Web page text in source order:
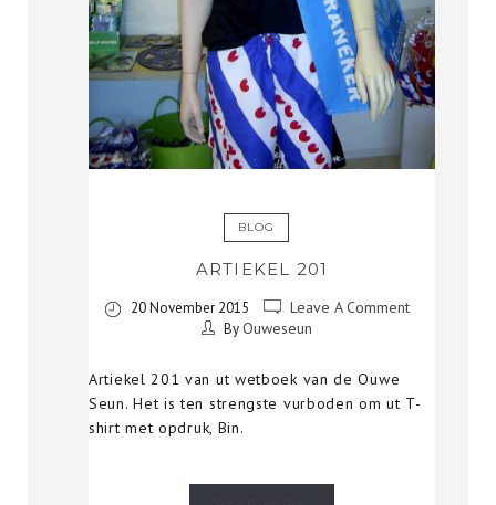
BLOG
ARTIEKEL 201
20 November 2015 Leave A Comment
ByOuweseun
Artiekel 201 van ut wetboek van de Ouwe
Seun. Het is ten strengste vurboden om ut T-
shirt met opdruk, Bin.